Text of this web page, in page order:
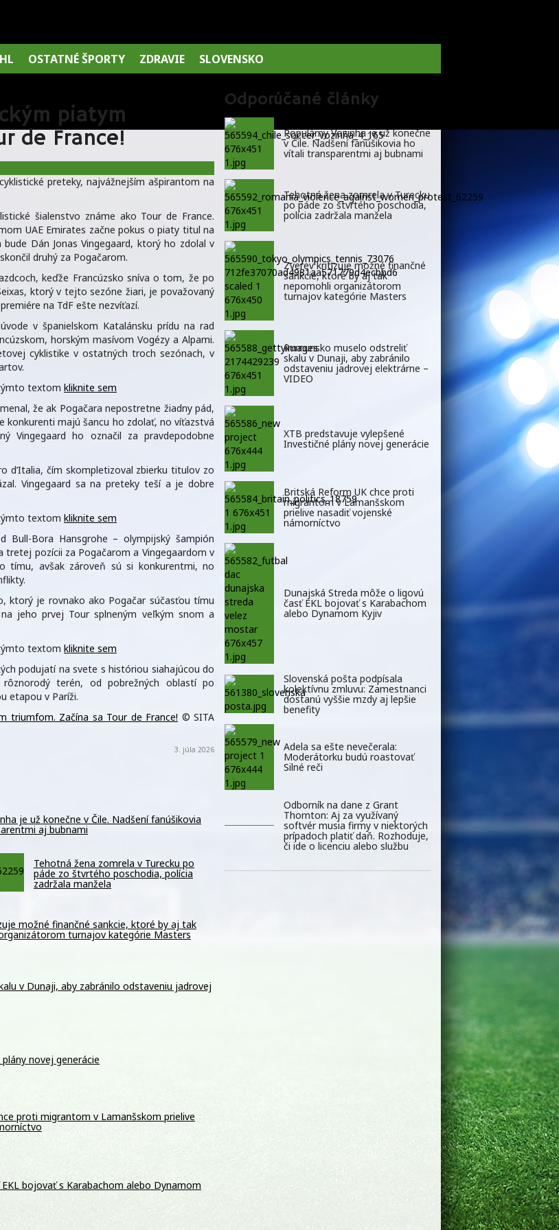
OSTATNÉ ŠPORTY ZDRAVIE SLOVENSKO
piatym
de France!
preteky, najvážnejším ašpirantom na
šialenstvo známe ako Tour de France.
UAE Emirates začne pokus o piaty titul na
Dán Jonas Vingegaard, ktorý ho zdolal v
druhý za Pogačarom.
keďže Francúzsko sníva o tom, že po
ktorý v tejto sezóne žiari, je považovaný
na TdF ešte nezvíťazí.
v španielskom Katalánsku prídu na rad
horským masívom Vogézy a Alpami.
cyklistike v ostatných troch sezónach, v
textom kliknite sem
že ak Pogačara nepostretne žiadny pád,
konkurenti majú šancu ho zdolať, no víťazstvá
Vingegaard ho označil za pravdepodobne
d’Italia, čím skompletizoval zbierku titulov zo
Vingegaard sa na preteky teší a je dobre
textom kliknite sem
Bora Hansgrohe – olympijský šampión
tretej pozícii za Pogačarom a Vingegaardom v
tímu, avšak zároveň sú si konkurentmi, no
ktorý je rovnako ako Pogačar súčasťou tímu
jeho prvej Tour splneným veľkým snom a
textom kliknite sem
podujatí na svete s históriou siahajúcou do
terén, od pobrežných oblastí po
etapou v Paríži.
triumfom. Začína sa Tour de France! © SITA
3. júla 2026
je už konečne v Čile. Nadšení fanúšikovia
aj bubnami
Tehotná žena zomrela v Turecku po
páde zo štvrtého poschodia, polícia
zadržala manžela
možné finančné sankcie, ktoré by aj tak
turnajov kategórie Masters
v Dunaji, aby zabránilo odstaveniu jadrovej
novej generácie
proti migrantom v Lamanšskom prielive
bojovať s Karabachom alebo Dynamom
Odporúčané články
Populárny Vozinha je už konečne
v Čile. Nadšení fanúšikovia ho
vítali transparentmi aj bubnami
Tehotná žena zomrela v Turecku
po páde zo štvrtého poschodia,
polícia zadržala manžela
Zverev kritizuje možné finančné
sankcie, ktoré by aj tak
nepomohli organizátorom
turnajov kategórie Masters
Rumunsko muselo odstreliť
skalu v Dunaji, aby zabránilo
odstaveniu jadrovej elektrárne –
VIDEO
XTB predstavuje vylepšené
Investičné plány novej generácie
Britská Reform UK chce proti
migrantom v Lamanšskom
prielive nasadiť vojenské
námorníctvo
Dunajská Streda môže o ligovú
časť EKL bojovať s Karabachom
alebo Dynamom Kyjiv
Slovenská pošta podpísala
kolektívnu zmluvu: Zamestnanci
dostanú vyššie mzdy aj lepšie
benefity
Adela sa ešte nevečerala:
Moderátorku budú roastovať
Silné reči
Odborník na dane z Grant
Thornton: Aj za využívaný
softvér musia firmy v niektorých
prípadoch platiť daň. Rozhoduje,
či ide o licenciu alebo službu